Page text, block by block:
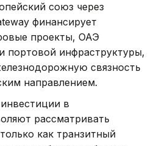
союз через
финансирует
проекты, ОАЭ
портовой инфраструктуры,
связность
направлением.
в
рассматривать
как транзитный